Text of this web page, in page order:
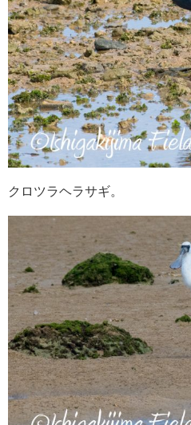
クロツラヘラサギ。